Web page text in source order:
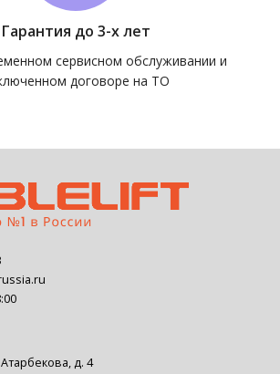
Гарантия до 3-х лет
сервисном обслуживании и
договоре на ТО
д. 4